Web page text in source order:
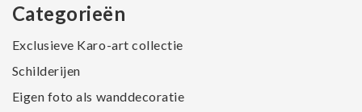
Categorieën
Exclusieve Karo-art collectie
Schilderijen
Eigen foto als wanddecoratie